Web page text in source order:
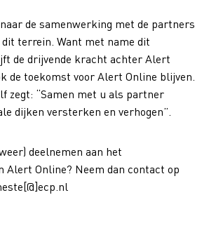
de samenwerking met de partners
terrein. Want met name dit
de drijvende kracht achter Alert
de toekomst voor Alert Online blijven.
zegt: “Samen met u als partner
dijken versterken en verhogen”.
deelnemen aan het
Alert Online? Neem dan contact op